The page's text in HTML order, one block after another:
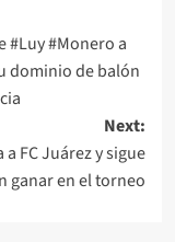
#Luy #Monero a
dominio de balón
Next:
FC Juárez y sigue
ganar en el torneo